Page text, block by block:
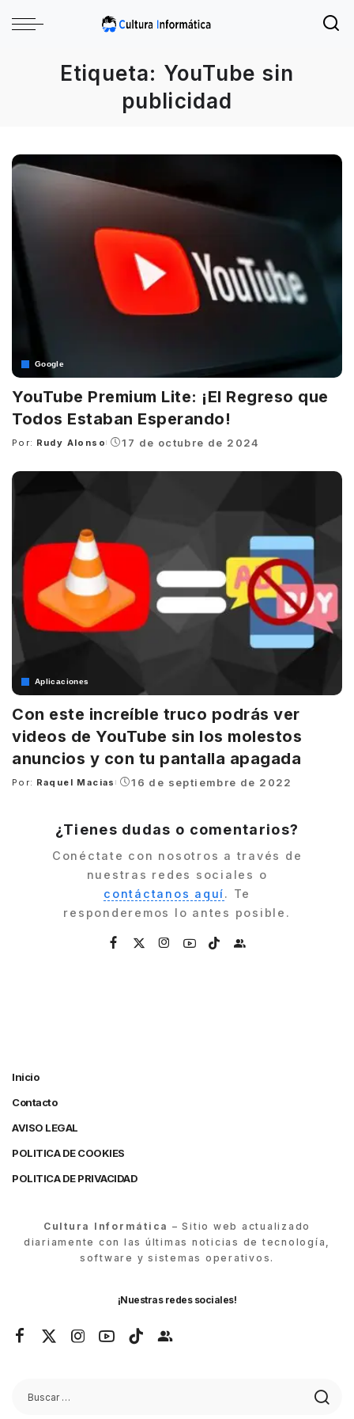
Etiqueta: YouTube sin
publicidad
Google
YouTube Premium Lite: ¡El Regreso que
Todos Estaban Esperando!
Posted
Por: Rudy Alonso 17 de octubre de 2024
Aplicaciones
Con este increíble truco podrás ver
videos de YouTube sin los molestos
anuncios y con tu pantalla apagada
Posted
Por: Raquel Macias 16 de septiembre de 2022
¿Tienes dudas o comentarios?
Conéctate con nosotros a través de
nuestras redes sociales o
contáctanos aquí. Te
responderemos lo antes posible.
Inicio
Contacto
AVISO LEGAL
POLITICA DE COOKIES
POLITICA DE PRIVACIDAD
Cultura Informática – Sitio web actualizado
diariamente con las últimas noticias de tecnología,
software y sistemas operativos.
¡Nuestras redes sociales!